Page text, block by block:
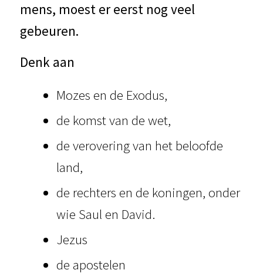
mens, moest er eerst nog veel
gebeuren.
Denk aan
Mozes en de Exodus,
de komst van de wet,
de verovering van het beloofde
land,
de rechters en de koningen, onder
wie Saul en David.
Jezus
de apostelen